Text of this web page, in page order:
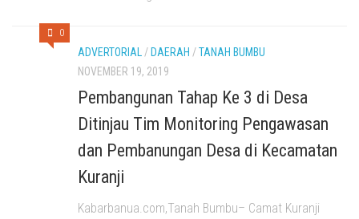
0
ADVERTORIAL / DAERAH /TANAH BUMBU
NOVEMBER 19, 2019
Pembangunan Tahap Ke 3 di Desa
Ditinjau Tim Monitoring Pengawasan
dan Pembanungan Desa di Kecamatan
Kuranji
Kabarbanua.com,Tanah Bumbu– Camat Kuranji